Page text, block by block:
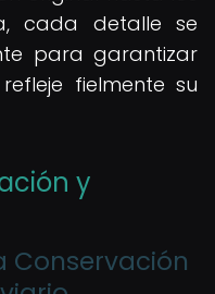
cada detalle se
para garantizar
fielmente su
y
Conservación